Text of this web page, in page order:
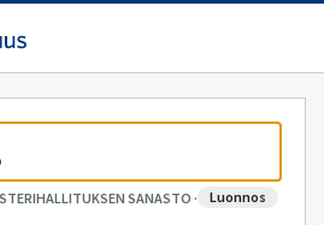
SANASTO · luonnos